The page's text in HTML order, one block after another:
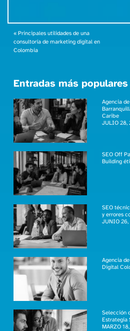
« Principales utilidades de una
consultoría de marketing digital en
Colombia
Entradas más populares
Agencia
Caribe
JULIO 28,
SEO Off
Building
SEO
y errores
JUNIO 26,
Agencia
Digital
Selección
Estrategia
MARZO